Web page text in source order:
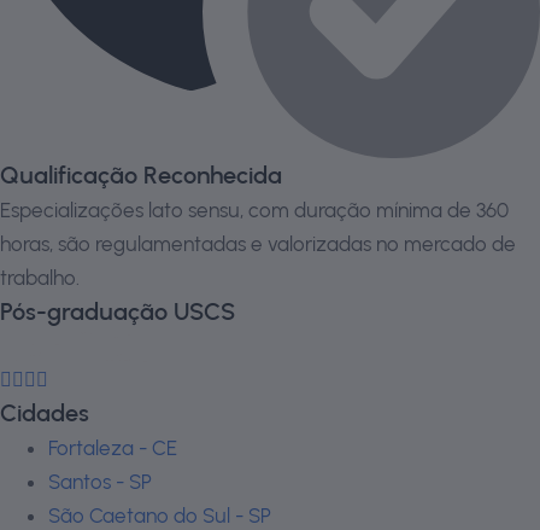
Qualificação Reconhecida
Especializações lato sensu, com duração mínima de 360
horas, são regulamentadas e valorizadas no mercado de
trabalho.
Pós-graduação USCS
Cidades
Fortaleza - CE
Santos - SP
São Caetano do Sul - SP